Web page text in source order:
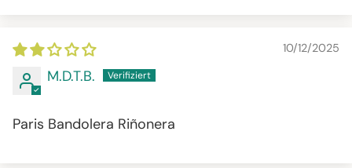
10/12/2025
M.D.T.B.
Paris Bandolera Riñonera